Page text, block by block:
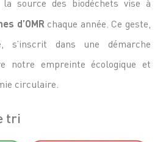
source des biodéchets vise à
d’OMR chaque année. Ce geste,
s’inscrit dans une démarche
notre empreinte écologique et
circulaire.
tri